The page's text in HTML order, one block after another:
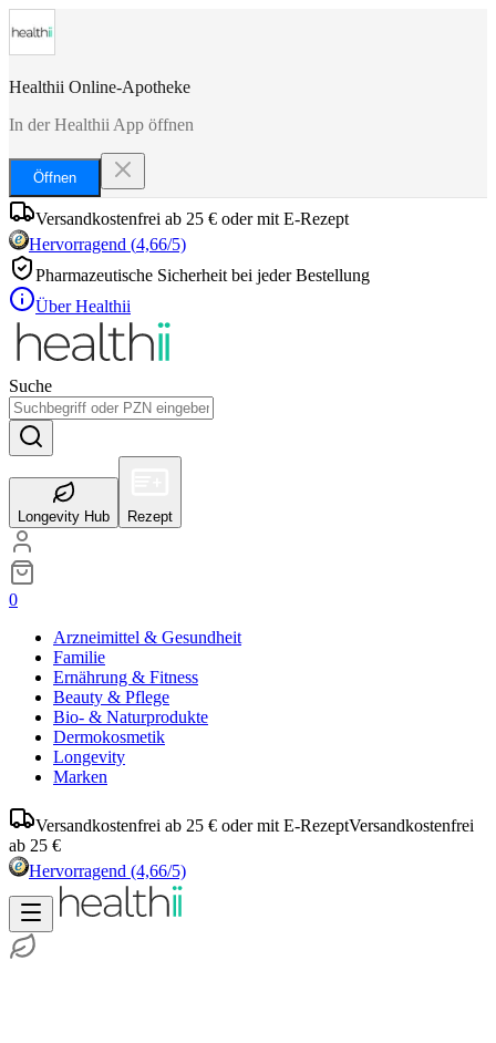
Healthii Online-Apotheke
In der Healthii App öffnen
Öffnen
Versandkostenfrei ab 25 € oder mit E-Rezept
Hervorragend (4,66/5)
Pharmazeutische Sicherheit bei jeder Bestellung
Über Healthii
Suche
Longevity Hub Rezept
0
Arzneimittel & Gesundheit
Familie
Ernährung & Fitness
Beauty & Pflege
Bio- & Naturprodukte
Dermokosmetik
Longevity
Marken
Versandkostenfrei ab 25 € oder mit E-RezeptVersandkostenfrei
ab 25 €
Hervorragend (4,66/5)